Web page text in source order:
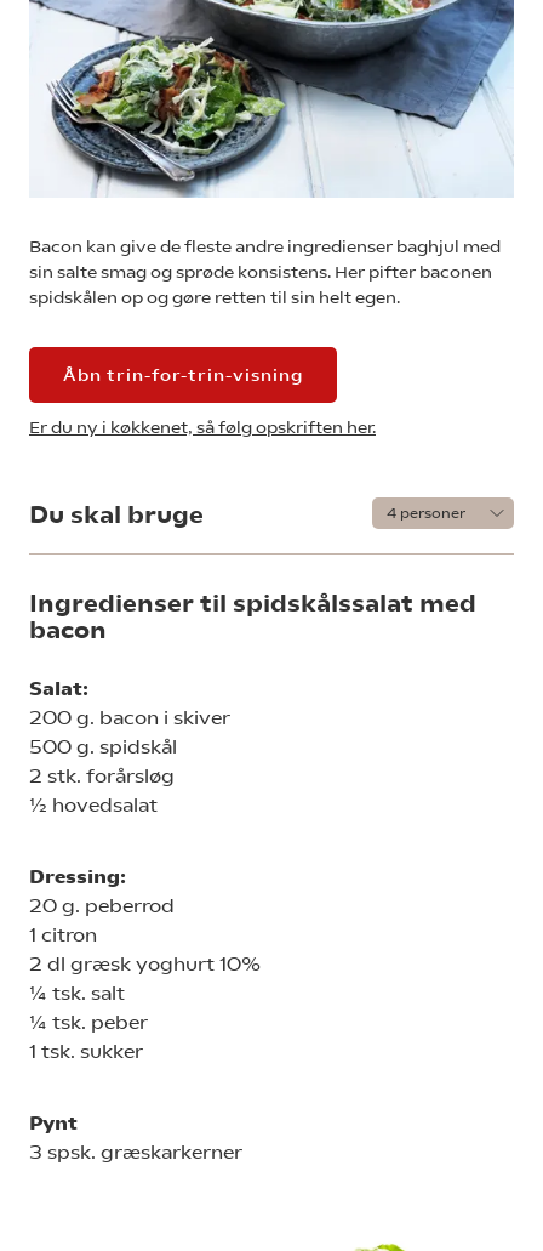
Bacon kan give de fleste andre ingredienser baghjul med
sin salte smag og sprøde konsistens. Her pifter baconen
spidskålen op og gøre retten til sin helt egen.
Åbn trin-for-trin-visning
Er du ny i køkkenet, så følg opskriften her.
Du skal bruge
Ingredienser til spidskålssalat med
bacon
Salat:
200 g. bacon i skiver
500 g. spidskål
2 stk. forårsløg
½ hovedsalat
Dressing:
20 g. peberrod
1 citron
2 dl græsk yoghurt 10%
¼ tsk. salt
¼ tsk. peber
1 tsk. sukker
Pynt
3 spsk. græskarkerner